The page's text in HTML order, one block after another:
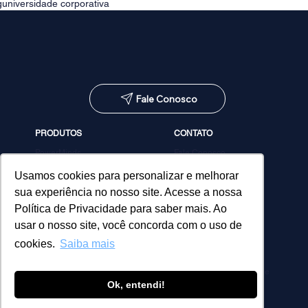
Usamos cookies para personalizar e melhorar
sua experiência no nosso site. Acesse a nossa
Política de Privacidade para saber mais. Ao
usar o nosso site, você concorda com o uso de
cookies. Saiba mais
Ok, entendi!
universidade corporativa
Fale Conosco
© 2026 MicroPower. Todos os direitos reservados
PRODUTOS
PowerMinds
Estúdio de Conteúdos
MicroPower Classes
Consultoria
CONTATO
Fale Conosco
Política de Privacidade